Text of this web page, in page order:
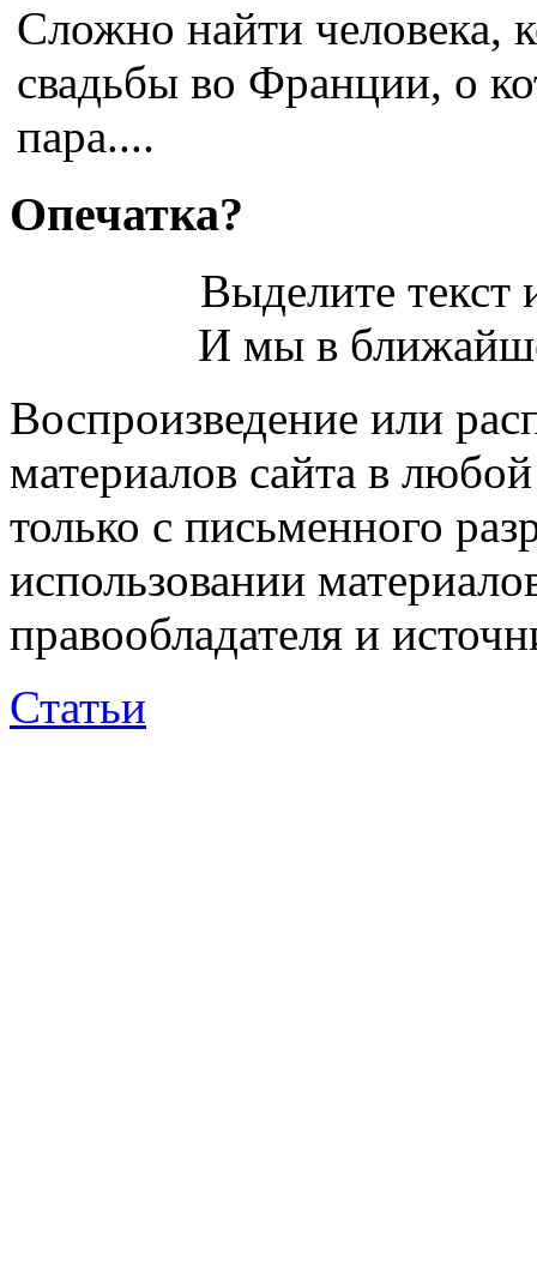
Сложно найти человека,
свадьбы во Франции, о
пара....
Опечатка?
Выделите
И мы в
Воспроизведение или
материалов сайта в
только с письменного
использовании
правообладателя и
Статьи